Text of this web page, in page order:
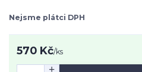
Nejsme plátci DPH
570 Kč/ks